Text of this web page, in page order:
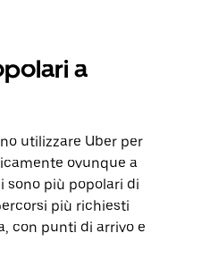
a
utilizzare Uber per
ovunque a
sono più popolari di
più richiesti
con punti di arrivo e